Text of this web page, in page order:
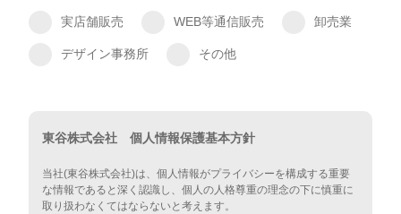
実店舗販売 WEB等通信販売 卸売業
デザイン事務所 その他
東谷株式会社 個人情報保護基本方針
当社(東谷株式会社)は、個人情報がプライバシーを構成する重要
な情報であると深く認識し、個人の人格尊重の理念の下に慎重に
取り扱わなくてはならないと考えます。